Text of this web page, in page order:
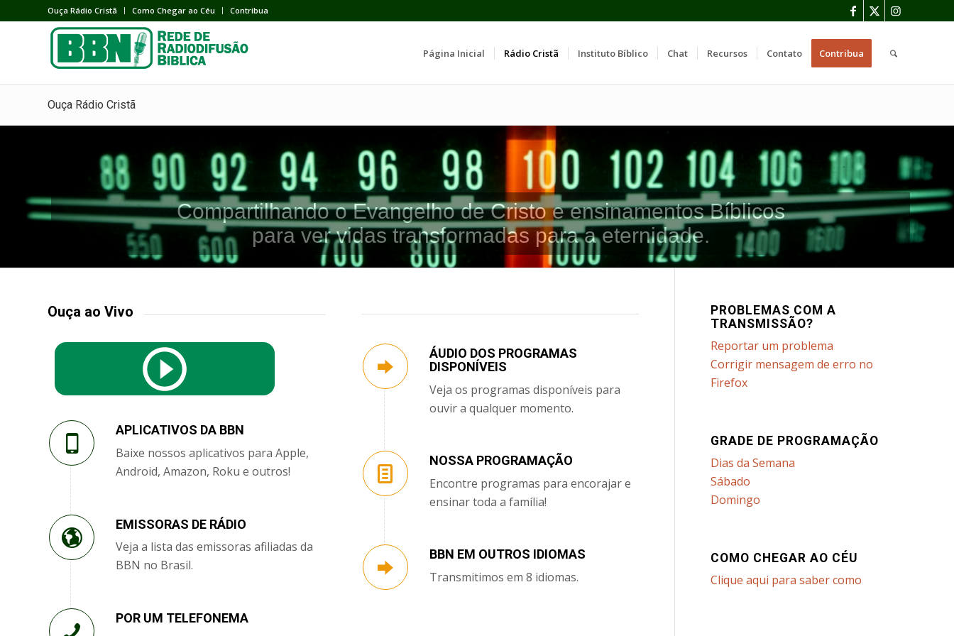
Ouça Rádio Cristã Como Chegar ao Céu Contribua
Página Inicial Rádio Cristã Instituto Bíblico Chat Recursos Contato Contribua
Ouça Rádio Cristã
Compartilhando o Evangelho de Cristo e ensinamentos Bíblicos
para ver vidas transformadas para a eternidade.
Ouça ao Vivo
APLICATIVOS DA BBN
Baixe nossos aplicativos para Apple,
Android, Amazon, Roku e outros!
EMISSORAS DE RÁDIO
Veja a lista das emissoras afiliadas da
BBN no Brasil.
POR UM TELEFONEMA
ÁUDIO DOS PROGRAMAS
DISPONÍVEIS
Veja os programas disponíveis para
ouvir a qualquer momento.
NOSSA PROGRAMAÇÃO
Encontre programas para encorajar e
ensinar toda a família!
BBN EM OUTROS IDIOMAS
Transmitimos em 8 idiomas.
PROBLEMAS COM A
TRANSMISSÃO?
Reportar um problema
Corrigir mensagem de erro no
Firefox
GRADE DE PROGRAMAÇÃO
Dias da Semana
Sábado
Domingo
COMO CHEGAR AO CÉU
Clique aqui para saber como